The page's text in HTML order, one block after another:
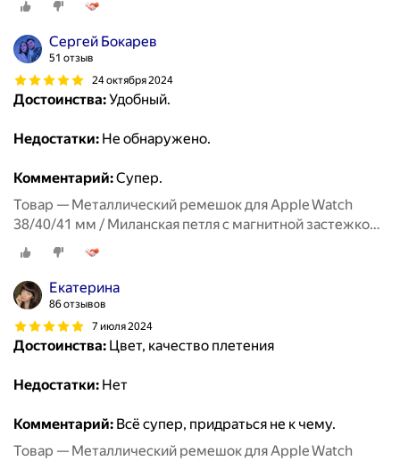
Сергей Бокарев
51 отзыв
24 октября 2024
Достоинства:Удобный.
Недостатки: Не обнаружено.
Комментарий:Супер.
Товар — Металлический ремешок для Apple Watch
38/40/41 мм / Миланская петля с магнитной застежкой
для Эпл Вотч 1-10, SE, Красный
Екатерина
86 отзывов
7 июля 2024
Достоинства: Цвет, качество плетения
Недостатки: Нет
Комментарий: Всё супер, придраться не к чему.
Товар — Металлический ремешок для Apple Watch